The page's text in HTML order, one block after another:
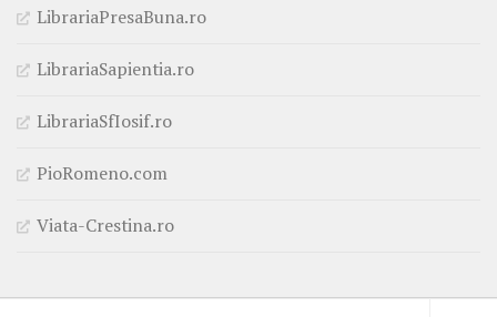
LibrariaPresaBuna.ro
LibrariaSapientia.ro
LibrariaSfIosif.ro
PioRomeno.com
Viata-Crestina.ro